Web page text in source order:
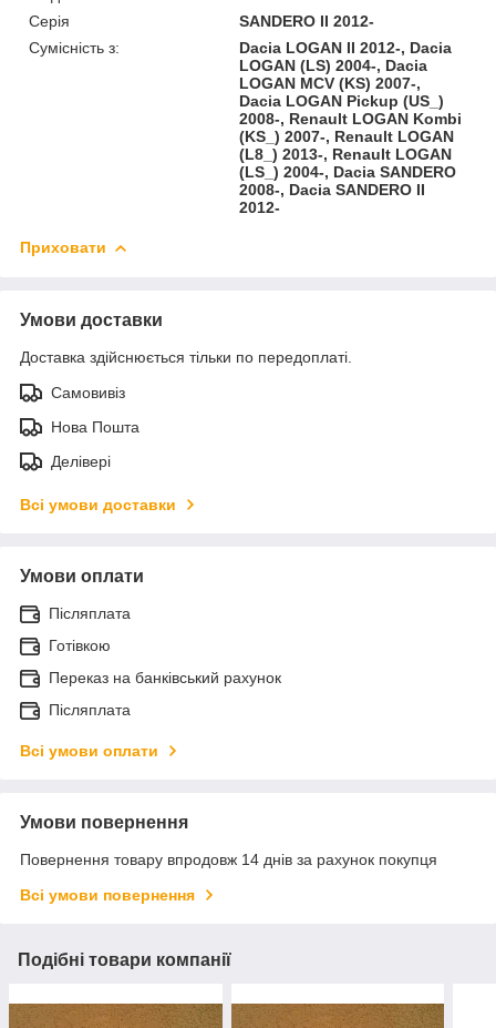
Серія
SANDERO II 2012-
Сумісність з:
Dacia LOGAN II 2012-, Dacia
LOGAN (LS) 2004-, Dacia
LOGAN MCV (KS) 2007-,
Dacia LOGAN Pickup (US_)
2008-, Renault LOGAN Kombi
(KS_) 2007-, Renault LOGAN
(L8_) 2013-, Renault LOGAN
(LS_) 2004-, Dacia SANDERO
2008-, Dacia SANDERO II
2012-
Приховати
Умови доставки
Доставка здійснюється тільки по передоплаті.
Самовивіз
Нова Пошта
Делівері
Всі умови доставки
Умови оплати
Післяплата
Готівкою
Переказ на банківський рахунок
Післяплата
Всі умови оплати
Умови повернення
Повернення товару впродовж 14 днів за рахунок покупця
Всі умови повернення
Подібні товари компанії